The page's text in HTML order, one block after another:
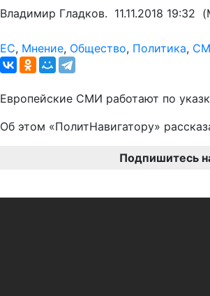
Владимир Гладков. 11.11.2018 19:32
ЕС, Мнение, Общество, Политика,
Европейские СМИ работают по
Об этом «ПолитНавигатору»
Подпишитесь